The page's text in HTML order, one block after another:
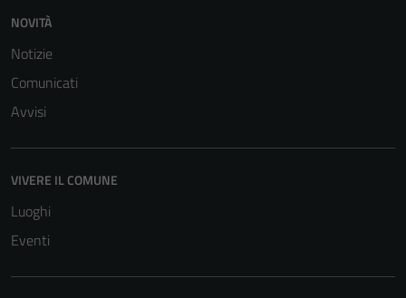
NOVITÀ
Notizie
Comunicati
Avvisi
VIVERE IL COMUNE
Luoghi
Eventi